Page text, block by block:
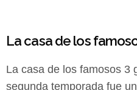
La casa de los
La casa de los famosos 3
segunda temporada fue